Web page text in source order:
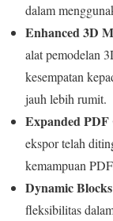
dalam
Enhanced 3D
alat pemodelan
kesempatan
jauh lebih rumit.
Expanded
ekspor telah
kemampuan
Dynamic
fleksibilitas